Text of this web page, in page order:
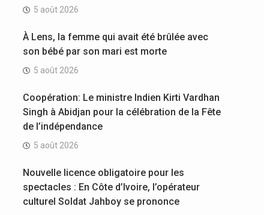
5 août 2026
À Lens, la femme qui avait été brûlée avec
son bébé par son mari est morte
5 août 2026
Coopération: Le ministre Indien Kirti Vardhan
Singh à Abidjan pour la célébration de la Fête
de l’indépendance
5 août 2026
Nouvelle licence obligatoire pour les
spectacles : En Côte d’Ivoire, l’opérateur
culturel Soldat Jahboy se prononce